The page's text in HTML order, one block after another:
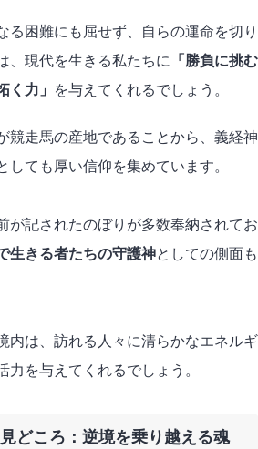
る困難にも屈せず、自らの運命を切り
、現代を生きる私たちに
「勝負に挑む
く力」
を与えてくれるでしょう。
競走馬の産地であることから、義経神
しても厚い信仰を集めています。
が記されたのぼりが多数奉納されてお
生きる者たちの守護神としての側面も
内は、訪れる人々に清らかなエネルギ
力を与えてくれるでしょう。
どころ：逆境を乗り越える魂